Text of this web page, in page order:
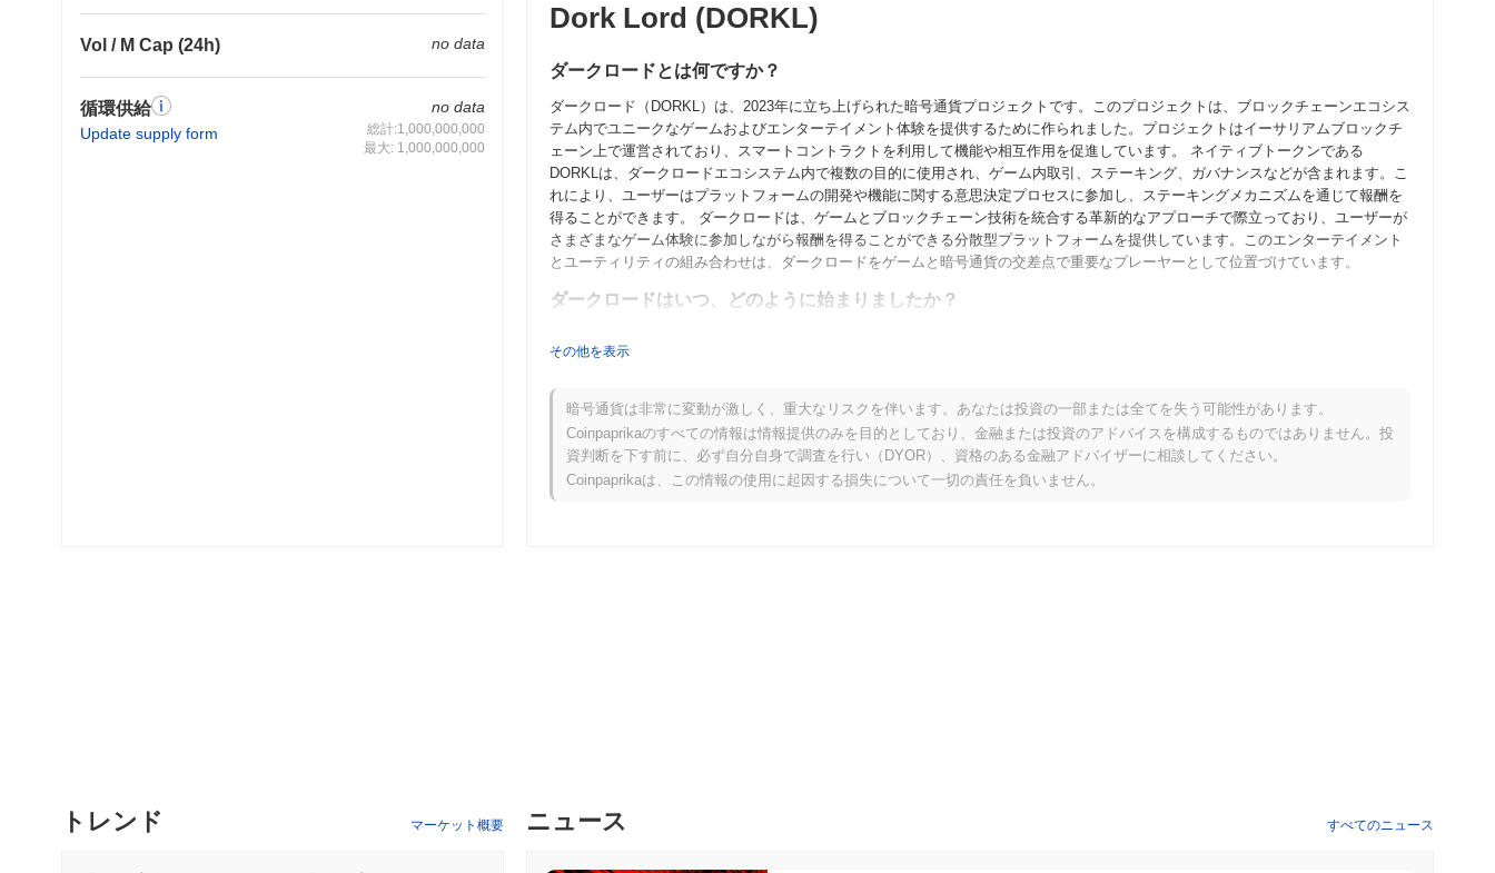
Vol / M Cap (24h) no data
循環供給
Update supply form
no data
総計:1,000,000,000
最大: 1,000,000,000
Dork Lord (DORKL)
ダークロードとは何ですか？
ダークロード（DORKL）は、2023年に立ち上げられた暗号通貨プロジェクトです。このプロジェクトは、ブロックチェーンエコシス
テム内でユニークなゲームおよびエンターテイメント体験を提供するために作られました。プロジェクトはイーサリアムブロックチ
ェーン上で運営されており、スマートコントラクトを利用して機能や相互作用を促進しています。 ネイティブトークンである
DORKLは、ダークロードエコシステム内で複数の目的に使用され、ゲーム内取引、ステーキング、ガバナンスなどが含まれます。こ
れにより、ユーザーはプラットフォームの開発や機能に関する意思決定プロセスに参加し、ステーキングメカニズムを通じて報酬を
得ることができます。 ダークロードは、ゲームとブロックチェーン技術を統合する革新的なアプローチで際立っており、ユーザーが
さまざまなゲーム体験に参加しながら報酬を得ることができる分散型プラットフォームを提供しています。このエンターテイメント
とユーティリティの組み合わせは、ダークロードをゲームと暗号通貨の交差点で重要なプレーヤーとして位置づけています。
ダークロードはいつ、どのように始まりましたか？
した。プロジェクトは2022年6月にテストネットを立ち上げ、開発者や初期採用者がプラットフォームの機能を試すことができるよ
システムへの公式な参入を果たしました。 初期の開発は、ブロックチェーン技術を統合したユニークなゲーム体験の創出に焦点を当
て、多様なユーザーベースを引き付けることを目指しました。ダークロードトークンの初期配布は、2022年10月に公正なローンチモ
デルを通じて行われ、従来の資金調達方法に伴う障壁なしに広範な参加者がトークンを取得できるようになりました。これらの基盤
的なステップは、ダークロードの成長とコミュニティ主導のエコシステムの確立の舞台を整えました。
ダークロードの今後はどうなりますか？
ようにしています。 エコシステムには、シームレスな統合とアプリケーション開発を促進するためのSDKやAPIなど、強力な開発者
その他を表示
暗号通貨は非常に変動が激しく、重大なリスクを伴います。あなたは投資の一部または全てを失う可能性があります。
Coinpaprikaのすべての情報は情報提供のみを目的としており、金融または投資のアドバイスを構成するものではありません。投
資判断を下す前に、必ず自分自身で調査を行い（DYOR）、資格のある金融アドバイザーに相談してください。
Coinpaprikaは、この情報の使用に起因する損失について一切の責任を負いません。
トレンド マーケット概要 ニュース すべてのニュース